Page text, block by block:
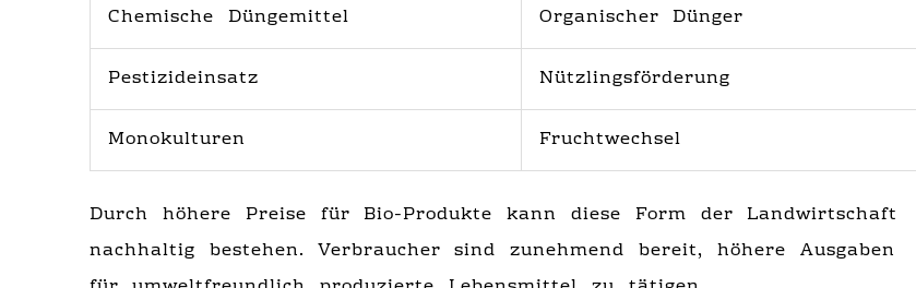
Chemische Düngemittel
Organischer Dünger
Pestizideinsatz
Nützlingsförderung
Monokulturen
Fruchtwechsel
Durch höhere Preise für Bio-Produkte kann diese Form der Landwirtschaft
nachhaltig bestehen. Verbraucher sind zunehmend bereit, höhere Ausgaben